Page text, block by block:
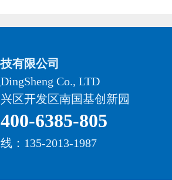
有限公司
Co., LTD
区开发区南国基创新园
400-6385-805
：135-2013-1987